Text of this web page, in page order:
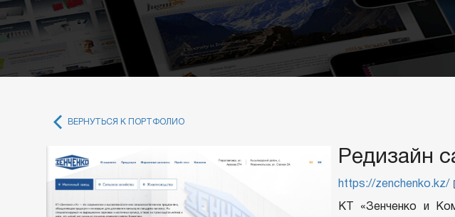
ВЕРНУТЬСЯ К ПОРТФОЛИО
Редизайн
https://zenchenko.kz/
КТ «Зенченко и